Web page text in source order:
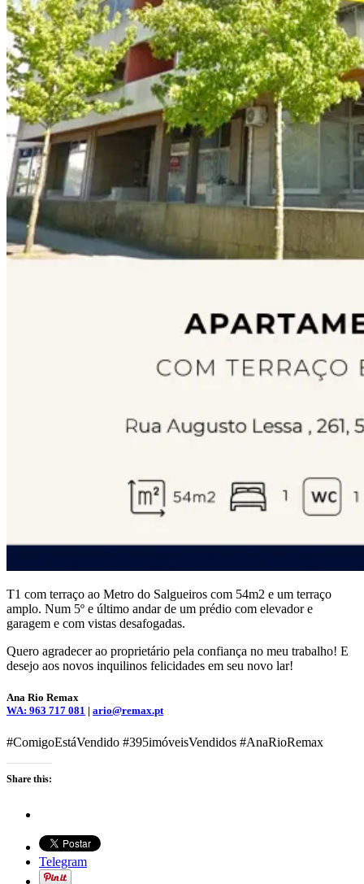
T1 com terraço ao Metro do Salgueiros com 54m2 e um terraço
amplo. Num 5º e último andar de um prédio com elevador e
garagem e com vistas desafogadas.
Quero agradecer ao proprietário pela confiança no meu trabalho! E
desejo aos novos inquilinos felicidades em seu novo lar!
Ana Rio Remax
WA: 963 717 081 | ario@remax.pt
#ComigoEstáVendido #395imóveisVendidos #AnaRioRemax
Share this:
Telegram